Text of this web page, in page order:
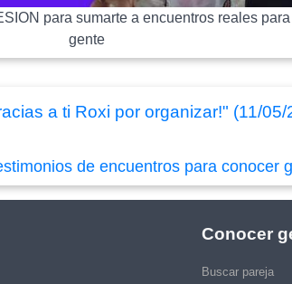
para sumarte a encuentros reales
gente
a ti Roxi por organizar!" (11/05/
de encuentros para conocer
Conocer
Buscar pareja